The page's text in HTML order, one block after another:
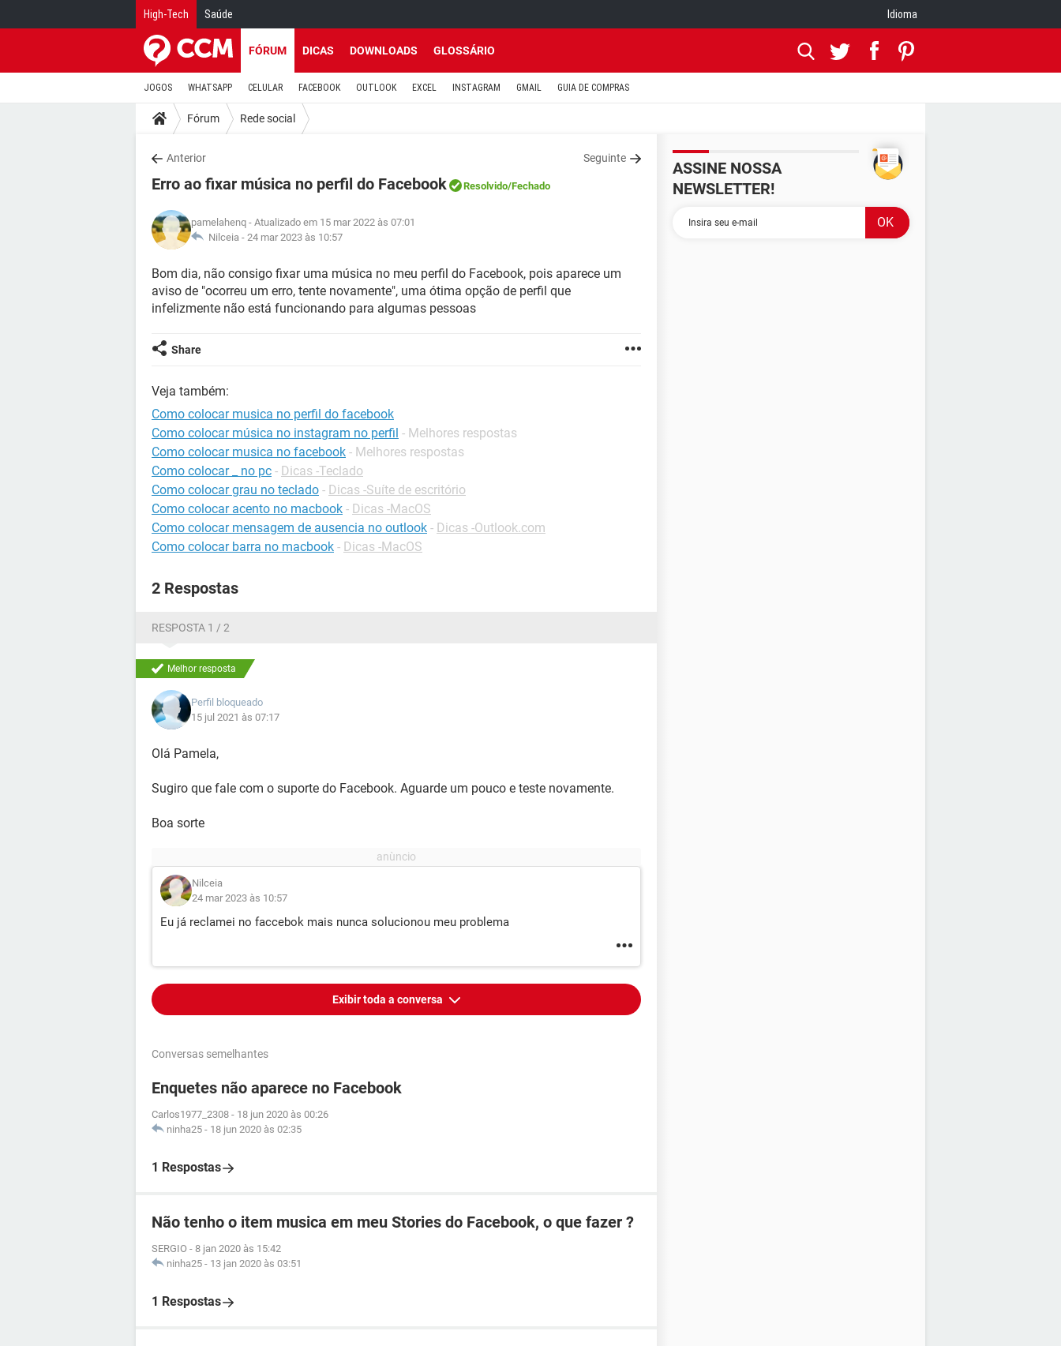
High-Tech Saúde Idioma
FÓRUM DICAS DOWNLOADS GLOSSÁRIO
JOGOS WHATSAPP CELULAR FACEBOOK OUTLOOK EXCEL INSTAGRAM GMAIL GUIA DE COMPRAS
Fórum Rede social
Anterior Seguinte
Erro ao fixar música no perfil do Facebook Resolvido/Fechado
pamelahenq - Atualizado em 15 mar 2022 às 07:01
Nilceia - 24 mar 2023 às 10:57
Bom dia, não consigo fixar uma música no meu perfil do Facebook, pois aparece um
aviso de "ocorreu um erro, tente novamente", uma ótima opção de perfil que
infelizmente não está funcionando para algumas pessoas
Share
Veja também:
Como colocar musica no perfil do facebook
Como colocar música no instagram no perfil - Melhores respostas
Como colocar musica no facebook - Melhores respostas
Como colocar _ no pc - Dicas -Teclado
Como colocar grau no teclado - Dicas -Suíte de escritório
Como colocar acento no macbook - Dicas -MacOS
Como colocar mensagem de ausencia no outlook - Dicas -Outlook.com
Como colocar barra no macbook - Dicas -MacOS
2 Respostas
RESPOSTA 1 / 2
Melhor resposta
Perfil bloqueado
15 jul 2021 às 07:17
Olá Pamela,
Sugiro que fale com o suporte do Facebook. Aguarde um pouco e teste novamente.
Boa sorte
Nilceia
24 mar 2023 às 10:57
Eu já reclamei no faccebok mais nunca solucionou meu problema
Exibir toda a conversa
Conversas semelhantes
Enquetes não aparece no Facebook
Carlos1977_2308 - 18 jun 2020 às 00:26
ninha25 - 18 jun 2020 às 02:35
1 Respostas
Não tenho o item musica em meu Stories do Facebook, o que fazer ?
SERGIO - 8 jan 2020 às 15:42
ninha25 - 13 jan 2020 às 03:51
1 Respostas
ASSINE NOSSA
NEWSLETTER!